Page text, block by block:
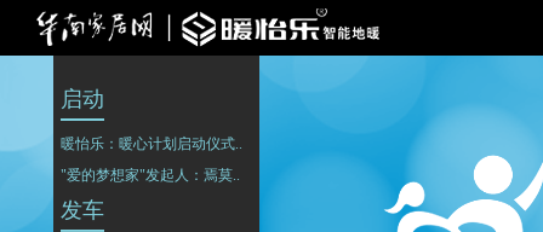
启动
暖怡乐：暖心计划启动仪式..
"爱的梦想家"发起人：焉莫..
发车